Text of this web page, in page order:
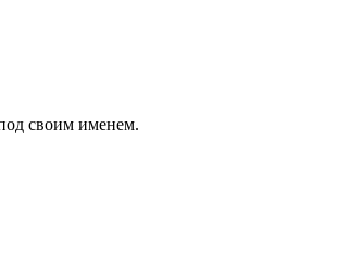
своим именем.